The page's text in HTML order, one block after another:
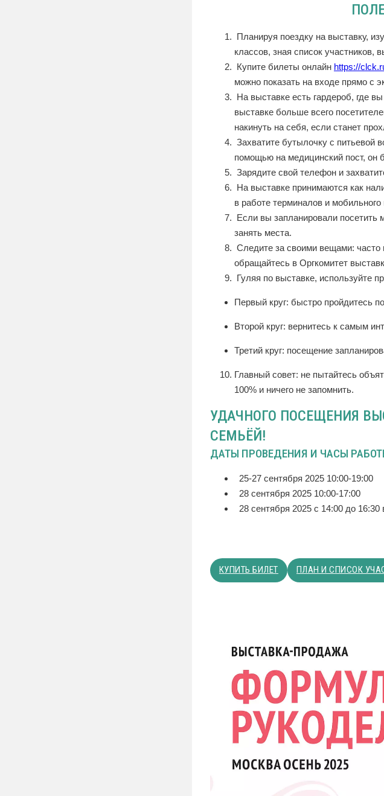
Планируя поездку на выставку,
классов, зная список участников,
Купите билеты онлайн https://
можно показать на входе прямо с
На выставке есть гардероб, где
выставке больше всего
накинуть на себя, если станет
Захватите бутылочку с питьевой
помощью на медицинский пост, он
Зарядите свой телефон и
На выставке принимаются как
в работе терминалов и
Если вы запланировали посетить
занять места.
Следите за своими вещами: часто
обращайтесь в Оргкомитет
Гуляя по выставке, используйте
Первый круг: быстро пройдитесь
Второй круг: вернитесь к самым
Третий круг: посещение
Главный совет: не пытайтесь
100% и ничего не запомнить.
УДАЧНОГО ПОСЕЩЕНИЯ
СЕМЬЁЙ!
ДАТЫ ПРОВЕДЕНИЯ И ЧАСЫ
25-27 сентября 2025 10:00-19:00
28 сентября 2025 10:00-17:00
28 сентября 2025 с 14:00 до
КУПИТЬ БИЛЕТ ПЛАН И СПИСОК